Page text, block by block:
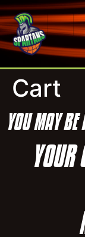
Cart
YOU MAY
YOUR